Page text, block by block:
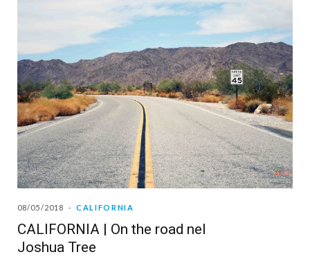
08/05/2018 CALIFORNIA
CALIFORNIA | On the road nel
Joshua Tree